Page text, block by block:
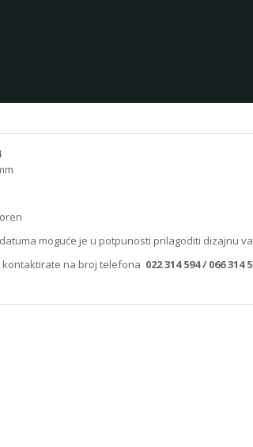
moguće je u potpunosti prilagoditi dizajnu
na broj telefona 022 314 594 / 066 314